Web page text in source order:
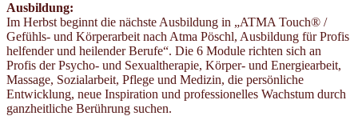
Ausbildung:
Im Herbst beginnt die nächste Ausbildung in „ATMA Touch® /
Gefühls- und Körperarbeit nach Atma Pöschl, Ausbildung für Profis
helfender und heilender Berufe“. Die 6 Module richten sich an
Profis der Psycho- und Sexualtherapie, Körper- und Energiearbeit,
Massage, Sozialarbeit, Pflege und Medizin, die persönliche
Entwicklung, neue Inspiration und professionelles Wachstum durch
ganzheitliche Berührung suchen.